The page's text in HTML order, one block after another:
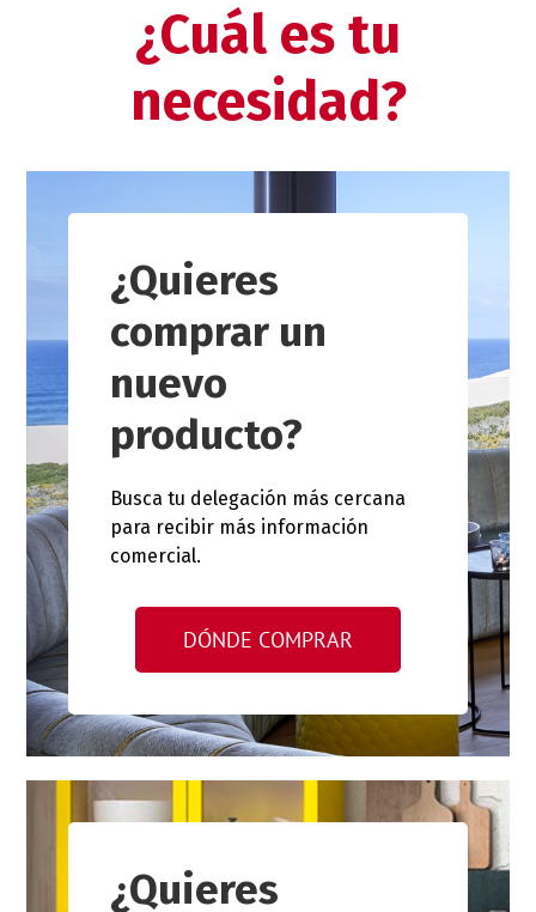
¿Cuál es tu
necesidad?
¿Quieres
comprar un
nuevo
producto?
Busca tu delegación más cercana
para recibir más información
comercial.
DÓNDE COMPRAR
¿Quieres